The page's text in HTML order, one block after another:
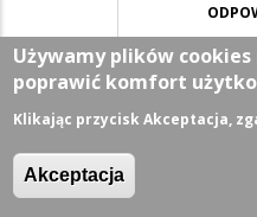
DODAJ KOMENTARZ
NAZWISKO LUB PSEUDONIM
Używamy plików
poprawić komfort
Klikając przycisk Akceptacja,
Akceptacja